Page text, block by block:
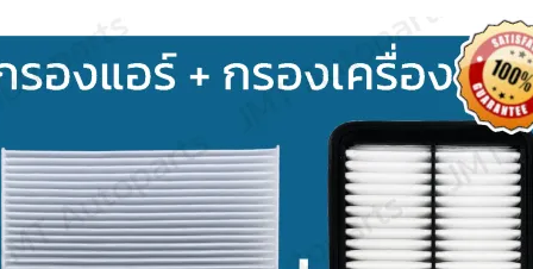
Search